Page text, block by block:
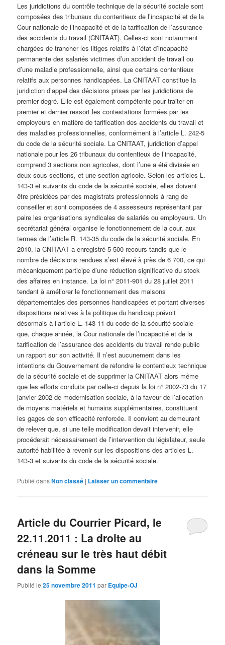
Les juridictions du contrôle technique de la sécurité sociale sont
composées des tribunaux du contentieux de l’incapacité et de la
Cour nationale de l’incapacité et de la tarification de l’assurance
des accidents du travail (CNITAAT). Celles-ci sont notamment
chargées de trancher les litiges relatifs à l’état d’incapacité
permanente des salariés victimes d’un accident de travail ou
d’une maladie professionnelle, ainsi que certains contentieux
relatifs aux personnes handicapées. La CNITAAT constitue la
juridiction d’appel des décisions prises par les juridictions de
premier degré. Elle est également compétente pour traiter en
premier et dernier ressort les contestations formées par les
employeurs en matière de tarification des accidents du travail et
des maladies professionnelles, conformément à l’article L. 242-5
du code de la sécurité sociale. La CNITAAT, juridiction d’appel
nationale pour les 26 tribunaux du contentieux de l’incapacité,
comprend 3 sections non agricoles, dont l’une a été divisée en
deux sous-sections, et une section agricole. Selon les articles L.
143-3 et suivants du code de la sécurité sociale, elles doivent
être présidées par des magistrats professionnels à rang de
conseiller et sont composées de 4 assesseurs représentant par
paire les organisations syndicales de salariés ou employeurs. Un
secrétariat général organise le fonctionnement de la cour, aux
termes de l’article R. 143-35 du code de la sécurité sociale. En
2010, la CNITAAT a enregistré 5 500 recours tandis que le
nombre de décisions rendues s’est élevé à près de 6 700, ce qui
mécaniquement participe d’une réduction significative du stock
des affaires en instance. La loi n° 2011-901 du 28 juillet 2011
tendant à améliorer le fonctionnement des maisons
départementales des personnes handicapées et portant diverses
dispositions relatives à la politique du handicap prévoit
désormais à l’article L. 143-11 du code de la sécurité sociale
que, chaque année, la Cour nationale de l’incapacité et de la
tarification de l’assurance des accidents du travail rende public
un rapport sur son activité. Il n’est aucunement dans les
intentions du Gouvernement de refondre le contentieux technique
de la sécurité sociale et de supprimer la CNITAAT alors même
que les efforts conduits par celle-ci depuis la loi n° 2002-73 du 17
janvier 2002 de modernisation sociale, à la faveur de l’allocation
de moyens matériels et humains supplémentaires, constituent
les gages de son efficacité renforcée. Il convient au demeurant
de relever que, si une telle modification devait intervenir, elle
procéderait nécessairement de l’intervention du législateur, seule
autorité habilitée à revenir sur les dispositions des articles L.
143-3 et suivants du code de la sécurité sociale.
Publié dansNon classé | Laisser un commentaire
Article du Courrier Picard, le
22.11.2011 : La droite au
créneau sur le très haut débit
dans la Somme
Publié le25 novembre 2011 par Equipe-OJ